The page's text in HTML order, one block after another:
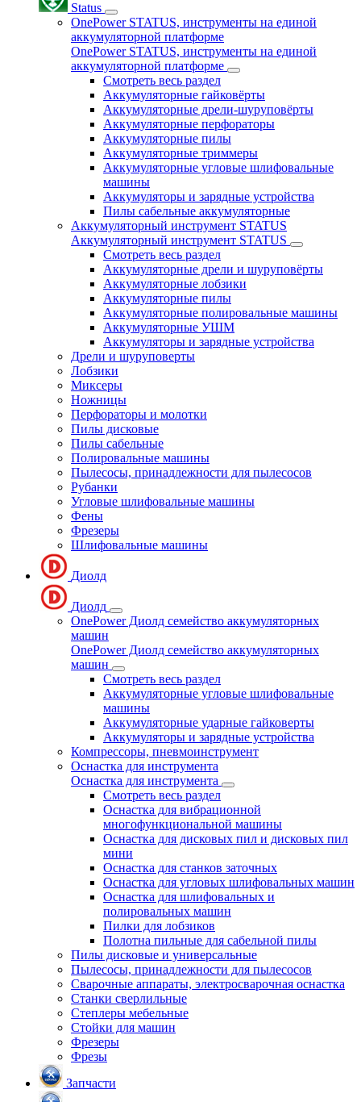
Status
OnePower STATUS, инструменты на единой
аккумуляторной платформе
OnePower STATUS, инструменты на единой
аккумуляторной платформе
Смотреть весь раздел
Аккумуляторные гайковёрты
Аккумуляторные дрели-шуруповёрты
Аккумуляторные перфораторы
Аккумуляторные пилы
Аккумуляторные триммеры
Аккумуляторные угловые шлифовальные
машины
Аккумуляторы и зарядные устройства
Пилы сабельные аккумуляторные
Аккумуляторный инструмент STATUS
Аккумуляторный инструмент STATUS
Смотреть весь раздел
Аккумуляторные дрели и шуруповёрты
Аккумуляторные лобзики
Аккумуляторные пилы
Аккумуляторные полировальные машины
Аккумуляторные УШМ
Аккумуляторы и зарядные устройства
Дрели и шуруповерты
Лобзики
Миксеры
Ножницы
Перфораторы и молотки
Пилы дисковые
Пилы сабельные
Полировальные машины
Пылесосы, принадлежности для пылесосов
Рубанки
Угловые шлифовальные машины
Фены
Фрезеры
Шлифовальные машины
Диолд
Диолд
OnePower Диолд семейство аккумуляторных
машин
OnePower Диолд семейство аккумуляторных
машин
Смотреть весь раздел
Аккумуляторные угловые шлифовальные
машины
Аккумуляторные ударные гайковерты
Аккумуляторы и зарядные устройства
Компрессоры, пневмоинструмент
Оснастка для инструмента
Оснастка для инструмента
Смотреть весь раздел
Оснастка для вибрационной
многофункциональной машины
Оснастка для дисковых пил и дисковых пил
мини
Оснастка для станков заточных
Оснастка для угловых шлифовальных машин
Оснастка для шлифовальных и
полировальных машин
Пилки для лобзиков
Полотна пильные для сабельной пилы
Пилы дисковые и универсальные
Пылесосы, принадлежности для пылесосов
Сварочные аппараты, электросварочная оснастка
Станки сверлильные
Степлеры мебельные
Стойки для машин
Фрезеры
Фрезы
Запчасти